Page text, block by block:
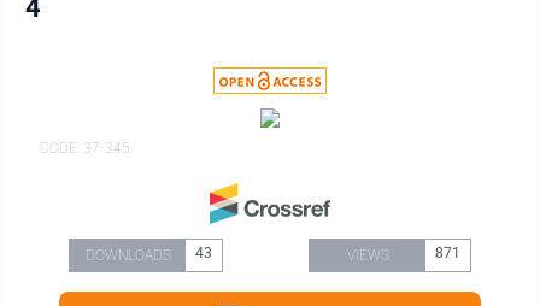
4
CODE: 37-345
DOWNLOADS 43 VIEWS 871